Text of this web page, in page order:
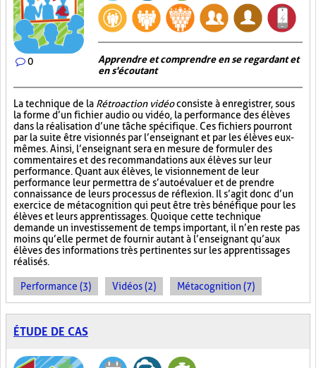
0
Apprendre et comprendre en se regardant et
en s'écoutant
La technique de la Rétroaction vidéoconsiste à enregistrer, sous
la forme d’un fichier audio ou vidéo, la performance des élèves
dans la réalisation d’une tâche spécifique. Ces fichiers pourront
par la suite être visionnés par l’enseignant et par les élèves eux-
mêmes. Ainsi, l’enseignant sera en mesure de formuler des
commentaires et des recommandations aux élèves sur leur
performance. Quant aux élèves, le visionnement de leur
performance leur permettra de s’autoévaluer et de prendre
connaissance de leurs processus de réflexion. Il s’agit donc d’un
exercice de métacognition qui peut être très bénéfique pour les
élèves et leurs apprentissages. Quoique cette technique
demande un investissement de temps important, il n’en reste pas
moins qu’elle permet de fournir autant à l’enseignant qu’aux
élèves des informations très pertinentes sur les apprentissages
réalisés.
Performance (3) Vidéos (2) Métacognition (7)
ÉTUDE DE CAS